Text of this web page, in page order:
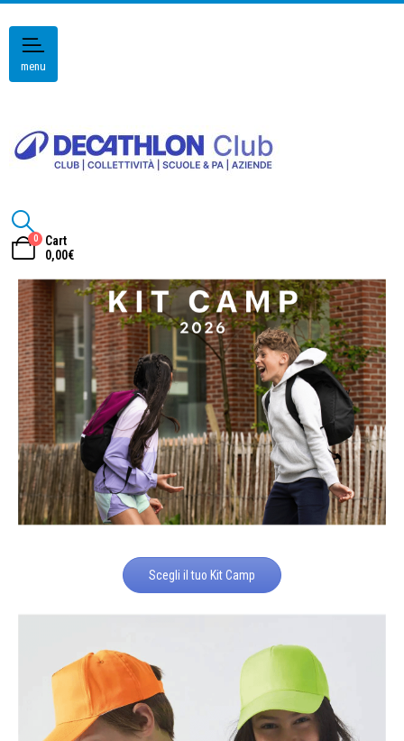
menu
0
Cart
0,00€
Scegli il tuo Kit Camp